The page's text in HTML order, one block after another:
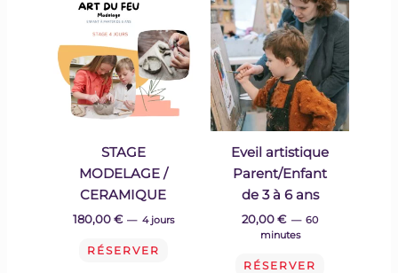
STAGE
MODELAGE /
CERAMIQUE
180,00€ 4 jours
RÉSERVER
Eveil artistique
Parent/Enfant
de 3 à 6 ans
20,00€
60
minutes
RÉSERVER